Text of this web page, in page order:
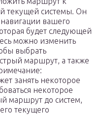
текущей системы. Он
вашего
будет следующей
можно изменить
выбрать
маршрут, а также
занять некоторое
некоторое
маршрут до систем,
текущего